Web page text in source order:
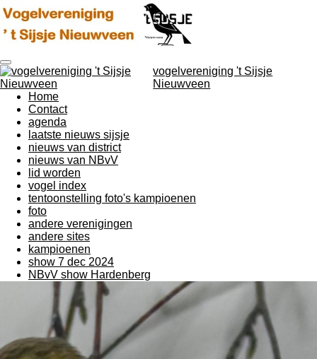
Ga
direct
naar
hoofdinhoud
vogelvereniging 't Sijsje
Nieuwveen
Home
Contact
agenda
laatste nieuws sijsje
nieuws van district
nieuws van NBvV
lid worden
vogel index
tentoonstelling foto's kampioenen
foto
andere verenigingen
andere sites
kampioenen
show 7 dec 2024
NBvV show Hardenberg